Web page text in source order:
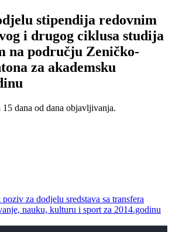
stipendija redovnim
i drugog ciklusa studija
na području Zeničko-
za akademsku
dana od dana objavljivanja.
za dodjelu sredstava sa transfera
nauku, kulturu i sport za 2014.godinu